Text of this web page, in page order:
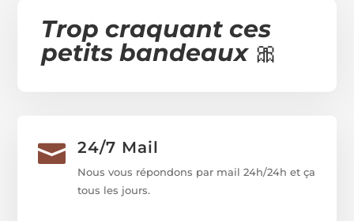
Trop craquant ces
petits bandeaux 🎀
 24/7 Mail
Nous vous répondons par mail 24h/24h et ça
tous les jours.